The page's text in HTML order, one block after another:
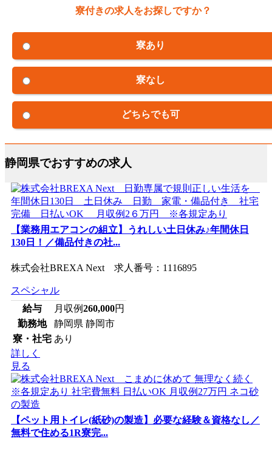
寮付きの求人をお探しですか？
寮あり
寮なし
どちらでも可
静岡県でおすすめの求人
【業務用エアコンの組立】うれしい土日休み♪年間休日
130日！／備品付きの社...
株式会社BREXA Next 求人番号：1116895
スペシャル
給与
月収例260,000円
勤務地
静岡県 静岡市
寮・社宅 あり
詳しく
見る
【ペット用トイレ(紙砂)の製造】必要な経験＆資格なし／
無料で住める1R寮完...